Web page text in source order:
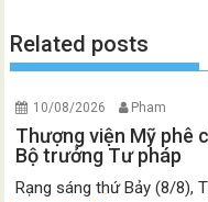
Related posts
10/08/2026 Pham
Thượng viện Mỹ phê
Bộ trưởng Tư pháp
Rạng sáng thứ Bảy (8/8),